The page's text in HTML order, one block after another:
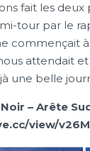
fait les
tour par le
commençait
attendait
une belle
– Arête
view/